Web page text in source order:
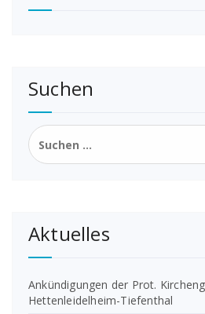
Suchen
Suchen
nach:
Aktuelles
Ankündigungen der Prot.
Hettenleidelheim-Tiefenthal